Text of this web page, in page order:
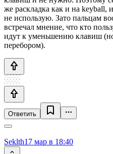
же раскладка как и на
не использую. Зато пальцам
встречал мнение, что кто
идут к уменьшению клавиш
перебором).
Ответить
Seklth17 мар в 18:40